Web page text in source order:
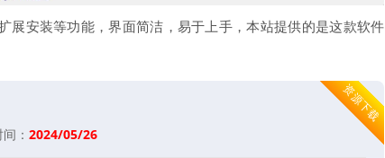
展安装等功能，界面简洁，易于上手，本站提供的是这款软件
资源下载
： 2024/05/26